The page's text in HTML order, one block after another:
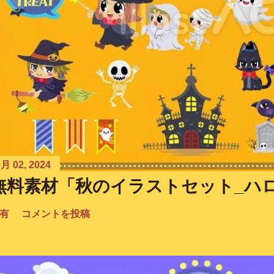
02, 2024
料素材「秋のイラストセット_ハ
コメントを投稿